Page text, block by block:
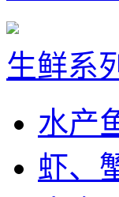
生鲜系
水产
虾、